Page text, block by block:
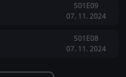
S01E09
07. 11. 2024
S01E08
07. 11. 2024